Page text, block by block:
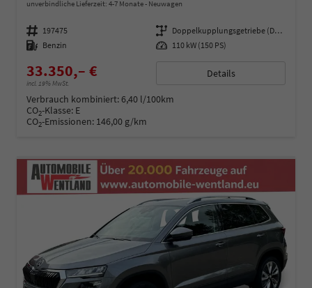
unverbindliche Lieferzeit: 4-7 Monate Neuwagen
Fahrzeugnummer 197475 Getriebe
Doppelkupplungsgetriebe (DSG)
Kraftstoff Benzin Leistung 110 kW (150 PS)
33.350,– €
incl. 19% MwSt.
Details
Verbrauch kombiniert:6,40 l/100km
CO2-Klasse: E
CO2-Emissionen: 146,00 g/km